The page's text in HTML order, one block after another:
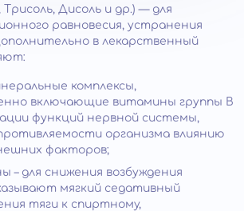
Трисоль, Дисоль и др.) — для
равновесия, устранения
в лекарственный
комплексы,
включающие витамины группы В
функций нервной системы,
организма влиянию
факторов;
– для снижения возбуждения
мягкий седативный
тяги к спиртному,